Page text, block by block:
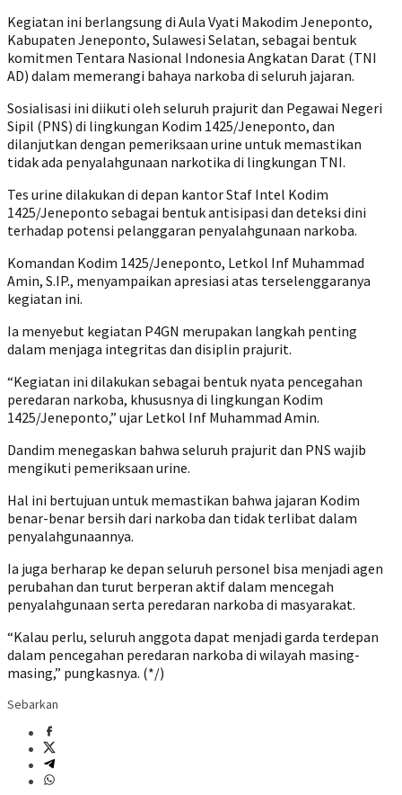
Kegiatan ini berlangsung di Aula Vyati Makodim Jeneponto,
Kabupaten Jeneponto, Sulawesi Selatan, sebagai bentuk
komitmen Tentara Nasional Indonesia Angkatan Darat (TNI
AD) dalam memerangi bahaya narkoba di seluruh jajaran.
Sosialisasi ini diikuti oleh seluruh prajurit dan Pegawai Negeri
Sipil (PNS) di lingkungan Kodim 1425/Jeneponto, dan
dilanjutkan dengan pemeriksaan urine untuk memastikan
tidak ada penyalahgunaan narkotika di lingkungan TNI.
Tes urine dilakukan di depan kantor Staf Intel Kodim
1425/Jeneponto sebagai bentuk antisipasi dan deteksi dini
terhadap potensi pelanggaran penyalahgunaan narkoba.
Komandan Kodim 1425/Jeneponto, Letkol Inf Muhammad
Amin, S.IP., menyampaikan apresiasi atas terselenggaranya
kegiatan ini.
Ia menyebut kegiatan P4GN merupakan langkah penting
dalam menjaga integritas dan disiplin prajurit.
“Kegiatan ini dilakukan sebagai bentuk nyata pencegahan
peredaran narkoba, khususnya di lingkungan Kodim
1425/Jeneponto,” ujar Letkol Inf Muhammad Amin.
Dandim menegaskan bahwa seluruh prajurit dan PNS wajib
mengikuti pemeriksaan urine.
Hal ini bertujuan untuk memastikan bahwa jajaran Kodim
benar-benar bersih dari narkoba dan tidak terlibat dalam
penyalahgunaannya.
Ia juga berharap ke depan seluruh personel bisa menjadi agen
perubahan dan turut berperan aktif dalam mencegah
penyalahgunaan serta peredaran narkoba di masyarakat.
“Kalau perlu, seluruh anggota dapat menjadi garda terdepan
dalam pencegahan peredaran narkoba di wilayah masing-
masing,” pungkasnya. (*/)
Sebarkan